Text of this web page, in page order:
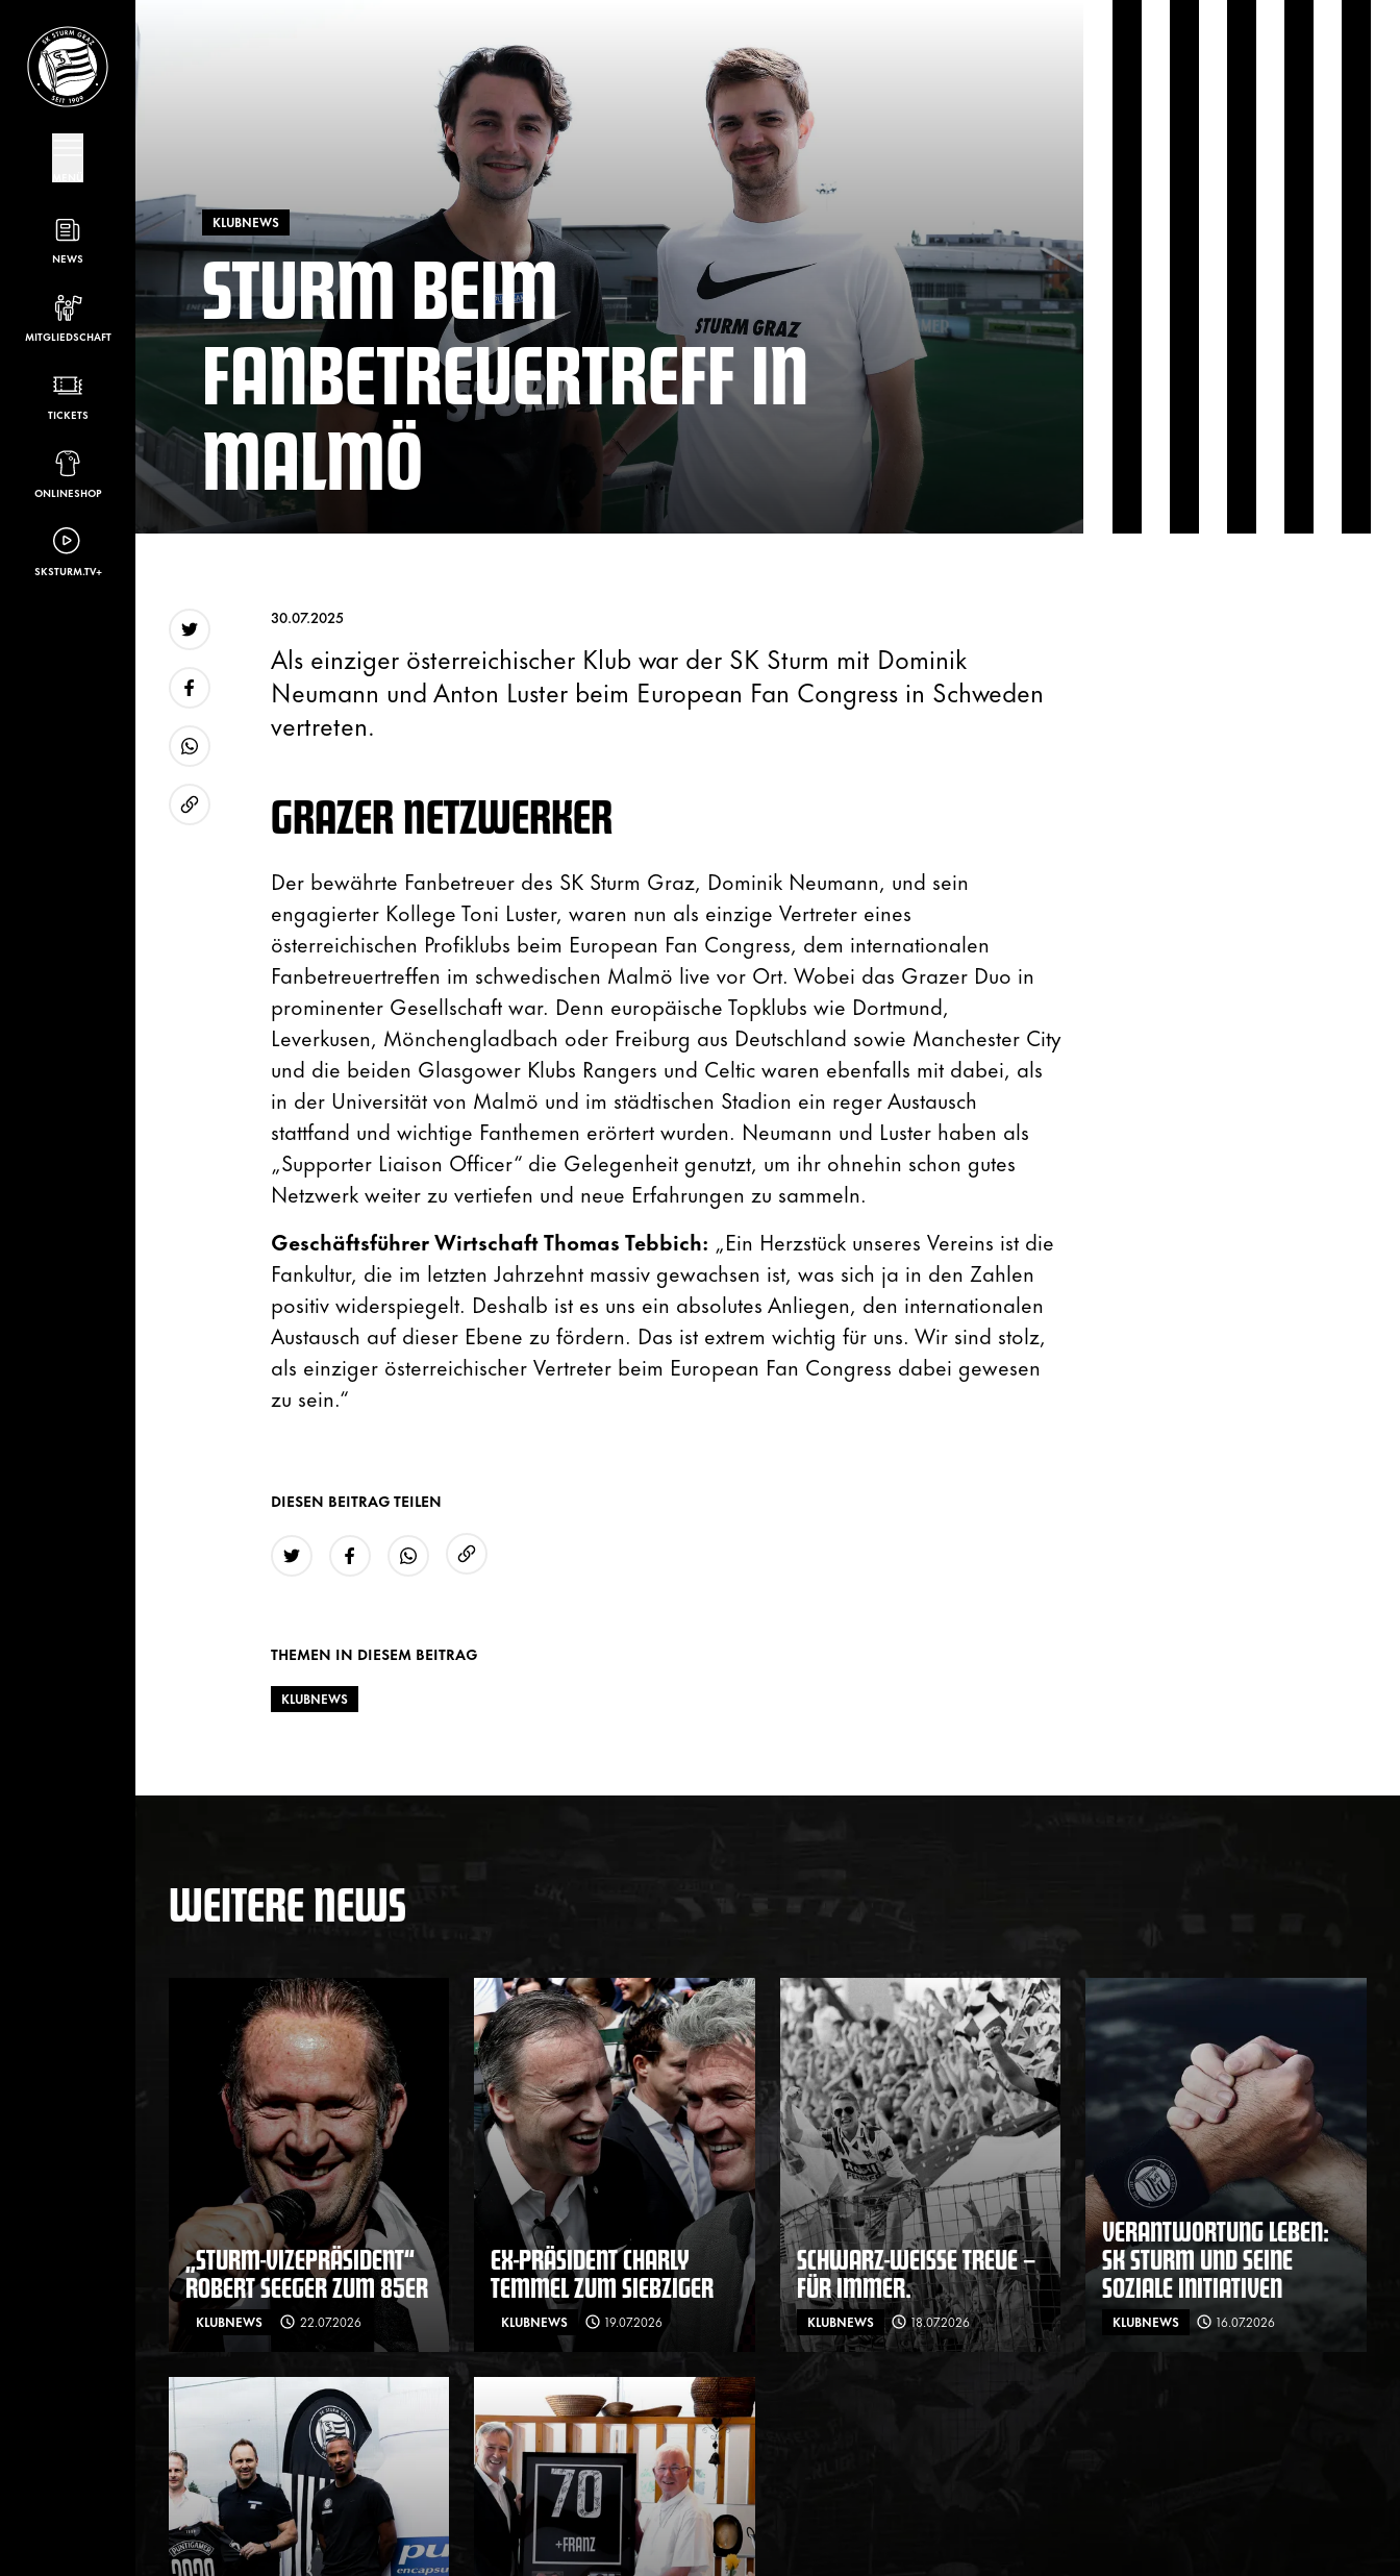
NEWS
MITGLIEDSCHAFT
TICKETS
ONLINESHOP
SKSTURM.TV+
KLUBNEWS
STURM BEIM
FANBETREUERTREFF IN
MALMÖ
URL kopieren
30.07.2025
Als einziger österreichischer Klub war der SK Sturm mit Dominik
Neumann und Anton Luster beim European Fan Congress in Schweden
vertreten.
GRAZER NETZWERKER
Der bewährte Fanbetreuer des SK Sturm Graz, Dominik Neumann, und sein
engagierter Kollege Toni Luster, waren nun als einzige Vertreter eines
österreichischen Profiklubs beim European Fan Congress, dem internationalen
Fanbetreuertreffen im schwedischen Malmö live vor Ort. Wobei das Grazer Duo in
prominenter Gesellschaft war. Denn europäische Topklubs wie Dortmund,
Leverkusen, Mönchengladbach oder Freiburg aus Deutschland sowie Manchester City
und die beiden Glasgower Klubs Rangers und Celtic waren ebenfalls mit dabei, als
in der Universität von Malmö und im städtischen Stadion ein reger Austausch
stattfand und wichtige Fanthemen erörtert wurden. Neumann und Luster haben als
„Supporter Liaison Officer“ die Gelegenheit genutzt, um ihr ohnehin schon gutes
Netzwerk weiter zu vertiefen und neue Erfahrungen zu sammeln.
Geschäftsführer Wirtschaft Thomas Tebbich: „Ein Herzstück unseres Vereins ist die
Fankultur, die im letzten Jahrzehnt massiv gewachsen ist, was sich ja in den Zahlen
positiv widerspiegelt. Deshalb ist es uns ein absolutes Anliegen, den internationalen
Austausch auf dieser Ebene zu fördern. Das ist extrem wichtig für uns. Wir sind stolz,
als einziger österreichischer Vertreter beim European Fan Congress dabei gewesen
zu sein.“
DIESEN BEITRAG TEILEN
THEMEN IN DIESEM BEITRAG
KLUBNEWS
WEITERE NEWS
„STURM-VIZEPRÄSIDENT“
ROBERT SEEGER ZUM 85ER
KLUBNEWS 22.07.2026
EX-PRÄSIDENT CHARLY
TEMMEL ZUM SIEBZIGER
KLUBNEWS 19.07.2026
SCHWARZ-WEISSE TREUE – F
ÜR IMMER.
KLUBNEWS 18.07.2026
VERANTWORTUNG LEBEN:
SK STURM UND SEINE
SOZIALE INITIATIVEN
KLUBNEWS 16.07.2026